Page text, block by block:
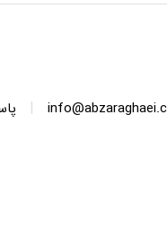
| پاسخگویی 24